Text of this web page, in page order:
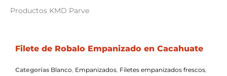
Productos KMD Parve
Filete de Robalo Empanizado en Cacahuate
Categorías Blanco, Empanizados, Filetes empanizados frescos,